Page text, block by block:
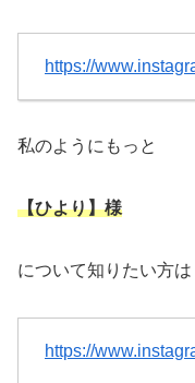
https://
私のようにもっと
【ひより】様
について知りたい方
https://